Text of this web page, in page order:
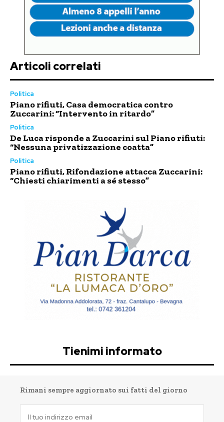
Articoli correlati
Politica
Piano rifiuti, Casa democratica contro
Zuccarini: “Intervento in ritardo”
Politica
De Luca risponde a Zuccarini sul Piano rifiuti:
“Nessuna privatizzazione coatta”
Politica
Piano rifiuti, Rifondazione attacca Zuccarini:
“Chiesti chiarimenti a sé stesso”
Tienimi informato
Rimani sempre aggiornato sui fatti del giorno